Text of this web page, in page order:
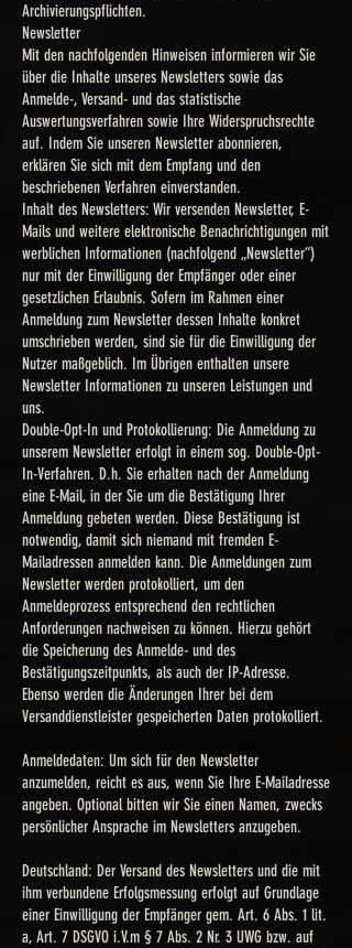
Archivierungspflichten.
Newsletter
Mit den nachfolgenden Hinweisen informieren wir Sie
über die Inhalte unseres Newsletters sowie das
Anmelde-, Versand- und das statistische
Auswertungsverfahren sowie Ihre Widerspruchsrechte
auf. Indem Sie unseren Newsletter abonnieren,
erklären Sie sich mit dem Empfang und den
beschriebenen Verfahren einverstanden.
Inhalt des Newsletters: Wir versenden Newsletter, E-
Mails und weitere elektronische Benachrichtigungen mit
werblichen Informationen (nachfolgend „Newsletter“)
nur mit der Einwilligung der Empfänger oder einer
gesetzlichen Erlaubnis. Sofern im Rahmen einer
Anmeldung zum Newsletter dessen Inhalte konkret
umschrieben werden, sind sie für die Einwilligung der
Nutzer maßgeblich. Im Übrigen enthalten unsere
Newsletter Informationen zu unseren Leistungen und
uns.
Double-Opt-In und Protokollierung: Die Anmeldung zu
unserem Newsletter erfolgt in einem sog. Double-Opt-
In-Verfahren. D.h. Sie erhalten nach der Anmeldung
eine E-Mail, in der Sie um die Bestätigung Ihrer
Anmeldung gebeten werden. Diese Bestätigung ist
notwendig, damit sich niemand mit fremden E-
Mailadressen anmelden kann. Die Anmeldungen zum
Newsletter werden protokolliert, um den
Anmeldeprozess entsprechend den rechtlichen
Anforderungen nachweisen zu können. Hierzu gehört
die Speicherung des Anmelde- und des
Bestätigungszeitpunkts, als auch der IP-Adresse.
Ebenso werden die Änderungen Ihrer bei dem
Versanddienstleister gespeicherten Daten protokolliert.
Anmeldedaten: Um sich für den Newsletter
anzumelden, reicht es aus, wenn Sie Ihre E-Mailadresse
angeben. Optional bitten wir Sie einen Namen, zwecks
persönlicher Ansprache im Newsletters anzugeben.
Deutschland: Der Versand des Newsletters und die mit
ihm verbundene Erfolgsmessung erfolgt auf Grundlage
einer Einwilligung der Empfänger gem. Art. 6 Abs. 1 lit.
a, Art. 7 DSGVO i.V.m § 7 Abs. 2 Nr. 3 UWG bzw. auf